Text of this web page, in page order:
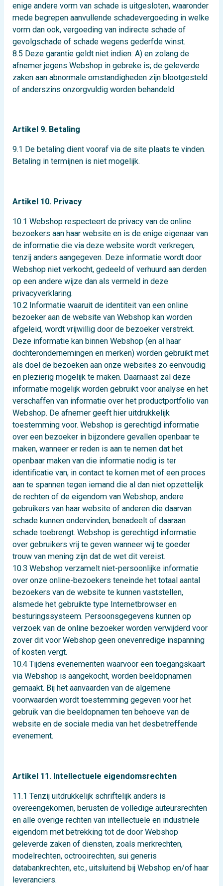
enige andere vorm van schade is uitgesloten, waaronder
mede begrepen aanvullende schadevergoeding in welke
vorm dan ook, vergoeding van indirecte schade of
gevolgschade of schade wegens gederfde winst.
8.5 Deze garantie geldt niet indien: A) en zolang de
afnemer jegens Webshop in gebreke is; de geleverde
zaken aan abnormale omstandigheden zijn blootgesteld
of anderszins onzorgvuldig worden behandeld.
Artikel 9. Betaling
9.1 De betaling dient vooraf via de site plaats te vinden.
Betaling in termijnen is niet mogelijk.
Artikel 10. Privacy
10.1 Webshop respecteert de privacy van de online
bezoekers aan haar website en is de enige eigenaar van
de informatie die via deze website wordt verkregen,
tenzij anders aangegeven. Deze informatie wordt door
Webshop niet verkocht, gedeeld of verhuurd aan derden
op een andere wijze dan als vermeld in deze
privacyverklaring.
10.2 Informatie waaruit de identiteit van een online
bezoeker aan de website van Webshop kan worden
afgeleid, wordt vrijwillig door de bezoeker verstrekt.
Deze informatie kan binnen Webshop (en al haar
dochterondernemingen en merken) worden gebruikt met
als doel de bezoeken aan onze websites zo eenvoudig
en plezierig mogelijk te maken. Daarnaast zal deze
informatie mogelijk worden gebruikt voor analyse en het
verschaffen van informatie over het productportfolio van
Webshop. De afnemer geeft hier uitdrukkelijk
toestemming voor. Webshop is gerechtigd informatie
over een bezoeker in bijzondere gevallen openbaar te
maken, wanneer er reden is aan te nemen dat het
openbaar maken van die informatie nodig is ter
identificatie van, in contact te komen met of een proces
aan te spannen tegen iemand die al dan niet opzettelijk
de rechten of de eigendom van Webshop, andere
gebruikers van haar website of anderen die daarvan
schade kunnen ondervinden, benadeelt of daaraan
schade toebrengt. Webshop is gerechtigd informatie
over gebruikers vrij te geven wanneer wij te goeder
trouw van mening zijn dat de wet dit vereist.
10.3 Webshop verzamelt niet-persoonlijke informatie
over onze online-bezoekers teneinde het totaal aantal
bezoekers van de website te kunnen vaststellen,
alsmede het gebruikte type Internetbrowser en
besturingssysteem. Persoonsgegevens kunnen op
verzoek van de online bezoeker worden verwijderd voor
zover dit voor Webshop geen onevenredige inspanning
of kosten vergt.
10.4 Tijdens evenementen waarvoor een toegangskaart
via Webshop is aangekocht, worden beeldopnamen
gemaakt. Bij het aanvaarden van de algemene
voorwaarden wordt toestemming gegeven voor het
gebruik van die beeldopnamen ten behoeve van de
website en de sociale media van het desbetreffende
evenement.
Artikel 11. Intellectuele eigendomsrechten
11.1 Tenzij uitdrukkelijk schriftelijk anders is
overeengekomen, berusten de volledige auteursrechten
en alle overige rechten van intellectuele en industriële
eigendom met betrekking tot de door Webshop
geleverde zaken of diensten, zoals merkrechten,
modelrechten, octrooirechten, sui generis
databankrechten, etc., uitsluitend bij Webshop en/of haar
leveranciers.